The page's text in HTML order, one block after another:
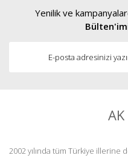
Yenilik ve
AK
2002 yılında tüm Türkiye